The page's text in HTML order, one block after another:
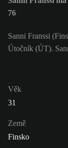
76
Sanni Franssi
Útočník (ÚT).
Věk
31
Země
Finsko